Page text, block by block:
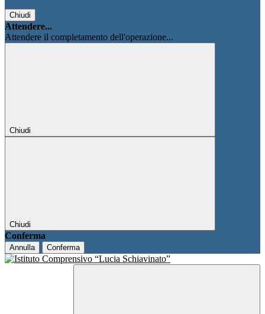
Chiudi
Attendere...
Attendere il completamento dell'operazione...
Chiudi
Chiudi
Conferma
Annulla Conferma